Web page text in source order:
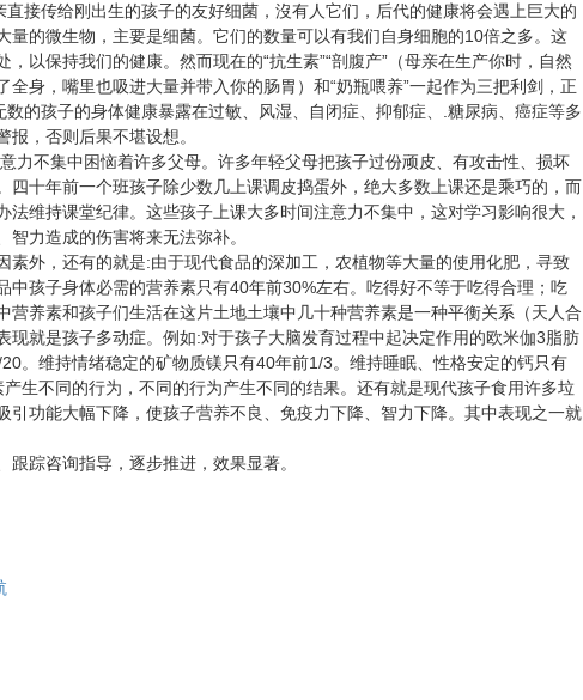
接传给刚出生的孩子的友好细菌，沒有人它们，后代的健康将会遇上巨大的
量的微生物，主要是细菌。它们的数量可以有我们自身细胞的10倍之多。这
以保持我们的健康。然而现在的“抗生素”“剖腹产”（母亲在生产你时，自然
身，嘴里也吸进大量并带入你的肠胃）和“奶瓶喂养”一起作为三把利剑，正
的孩子的身体健康暴露在过敏、风湿、自闭症、抑郁症、.糖尿病、癌症等多
，否则后果不堪设想。
力不集中困恼着许多父母。许多年轻父母把孩子过份顽皮、有攻击性、损坏
十年前一个班孩子除少数几上课调皮捣蛋外，绝大多数上课还是乘巧的，而
维持课堂纪律。这些孩子上课大多时间注意力不集中，这对学习影响很大，
力造成的伤害将来无法弥补。
外，还有的就是:由于现代食品的深加工，农植物等大量的使用化肥，寻致
孩子身体必需的营养素只有40年前30%左右。吃得好不等于吃得合理；吃
养素和孩子们生活在这片土地土壤中几十种营养素是一种平衡关系（天人合
就是孩子多动症。例如:对于孩子大脑发育过程中起决定作用的欧米伽3脂肪
。维持情绪稳定的矿物质镁只有40年前1/3。维持睡眠、性格安定的钙只有
生不同的行为，不同的行为产生不同的结果。还有就是现代孩子食用许多垃
功能大幅下降，使孩子营养不良、免疫力下降、智力下降。其中表现之一就
踪咨询指导，逐步推进，效果显著。